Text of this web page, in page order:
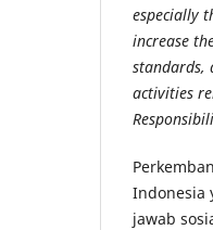
especially
increase
standards,
activities
Indonesia
jawab